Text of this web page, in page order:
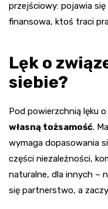
przejściowy: pojawia
finansowa, ktoś traci
Lęk o
siebie?
Pod powierzchnią lęku
własną tożsamość.
wymaga dopasowania
części niezależności,
naturalne, dla innych –
się partnerstwo, a